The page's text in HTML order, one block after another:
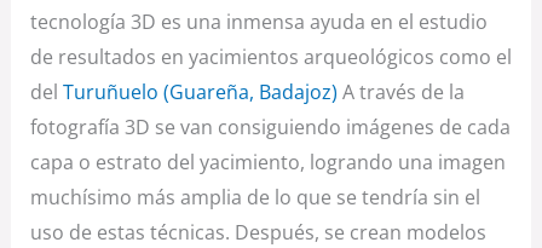
tecnología 3D es una inmensa ayuda en el estudio
de resultados en yacimientos arqueológicos como el
del Turuñuelo (Guareña, Badajoz) A través de la
fotografía 3D se van consiguiendo imágenes de cada
capa o estrato del yacimiento, logrando una imagen
muchísimo más amplia de lo que se tendría sin el
uso de estas técnicas. Después, se crean modelos